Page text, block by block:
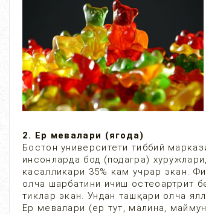
2. Ер мевалари (ягода)
Бостон университети тиббий
инсонларда бод (подагра)
касалликари 35% кам учрар экан.
олча шарбатини ичиш остеоартрит
тиклар экан. Ундан ташқари олча
Ер мевалари (ер тут, малина,